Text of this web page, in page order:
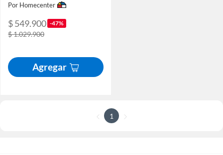
Por Homecenter
$ 549.900 -47%
$ 1.029.900
Agregar
1